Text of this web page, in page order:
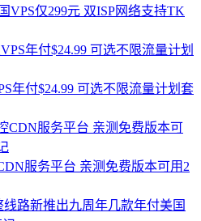
VPS仅299元 双ISP网络支持TK
年付$24.99 可选不限流量计划套
服务平台 亲测免费版本可用2